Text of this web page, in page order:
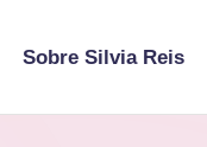
Sobre Silvia Reis